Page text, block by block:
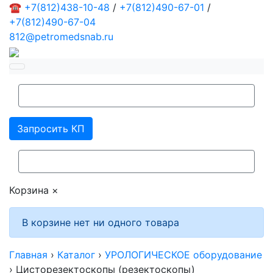
☎ +7(812)438-10-48 / +7(812)490-67-01 /
+7(812)490-67-04
812@petromedsnab.ru
Запросить КП
Корзина ×
В корзине нет ни одного товара
Главная › Каталог › УРОЛОГИЧЕСКОЕ оборудование
› Цисторезектоскопы (резектоскопы)